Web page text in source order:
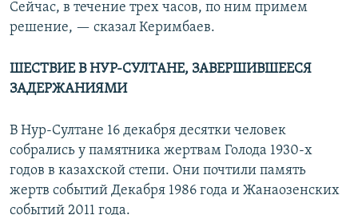
Сейчас, в течение трех часов, по ним примем
решение, — сказал Керимбаев.
ШЕСТВИЕ В НУР-СУЛТАНЕ, ЗАВЕРШИВШЕЕСЯ
ЗАДЕРЖАНИЯМИ
В Нур-Султане 16 декабря десятки человек
собрались у памятника жертвам Голода 1930-х
годов в казахской степи. Они почтили память
жертв событий Декабря 1986 года и Жанаозенских
событий 2011 года.